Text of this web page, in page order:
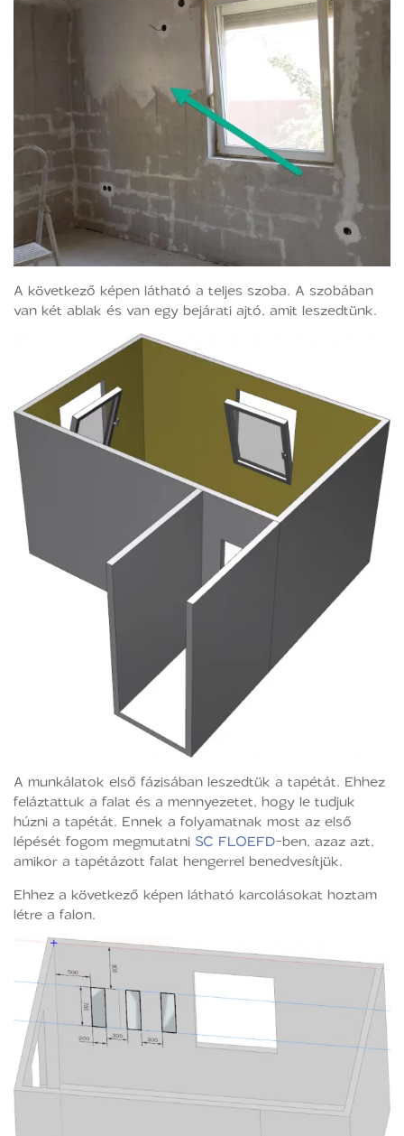
A következő képen látható a teljes szoba. A szobában
van két ablak és van egy bejárati ajtó, amit leszedtünk.
A munkálatok első fázisában leszedtük a tapétát. Ehhez
feláztattuk a falat és a mennyezetet, hogy le tudjuk
húzni a tapétát. Ennek a folyamatnak most az első
lépését fogom megmutatni SC FLOEFD-ben, azaz azt,
amikor a tapétázott falat hengerrel benedvesítjük.
Ehhez a következő képen látható karcolásokat hoztam
létre a falon.